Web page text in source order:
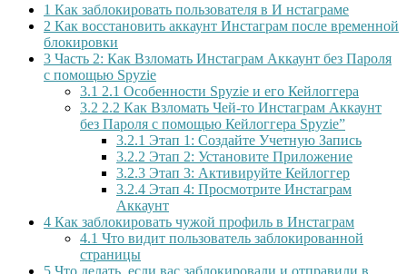
1 Как заблокировать пользователя в И нстаграме
2 Как восстановить аккаунт Инстаграм после временной
блокировки
3 Часть 2: Как Взломать Инстаграм Аккаунт без Пароля
с помощью Spyzie
3.1 2.1 Особенности Spyzie и его Кейлоггера
3.2 2.2 Как Взломать Чей-то Инстаграм Аккаунт
без Пароля с помощью Кейлоггера Spyzie”
3.2.1 Этап 1: Создайте Учетную Запись
3.2.2 Этап 2: Установите Приложение
3.2.3 Этап 3: Активируйте Кейлоггер
3.2.4 Этап 4: Просмотрите Инстаграм
Аккаунт
4 Как заблокировать чужой профиль в Инстаграм
4.1 Что видит пользователь заблокированной
страницы
5 Что делать, если вас заблокировали и отправили в